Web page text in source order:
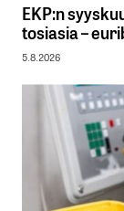
EKP:n
tosiasia –
5.8.2026